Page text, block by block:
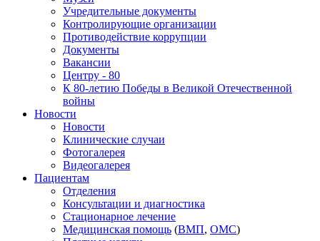
Учредительные документы
Контролирующие организации
Противодействие коррупции
Документы
Вакансии
Центру - 80
К 80-летию Победы в Великой Отечественной
войны
Новости
Новости
Клинические случаи
Фотогалерея
Видеогалерея
Пациентам
Отделения
Консультации и диагностика
Стационарное лечение
Медицинская помощь (ВМП, ОМС)